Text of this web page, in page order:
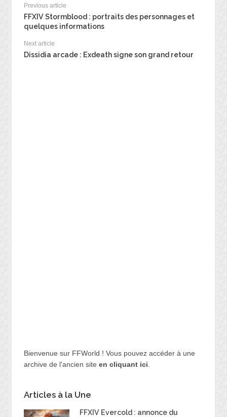
Previous article
FFXIV Stormblood : portraits des personnages et
quelques informations
Next article
Dissidia arcade : Exdeath signe son grand retour
Bienvenue sur FFWorld ! Vous pouvez accéder à une
archive de l'ancien site en cliquant ici.
Articles à la Une
FFXIV Evercold : annonce du